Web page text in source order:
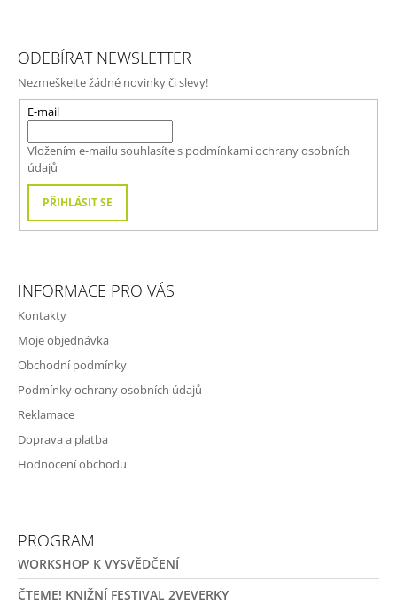
ODEBÍRAT NEWSLETTER
Nezmeškejte žádné novinky či slevy!
E-mail
Vložením e-mailu souhlasíte s podmínkami ochrany osobních
údajů
PŘIHLÁSIT SE
INFORMACE PRO VÁS
Kontakty
Moje objednávka
Obchodní podmínky
Podmínky ochrany osobních údajů
Reklamace
Doprava a platba
Hodnocení obchodu
PROGRAM
WORKSHOP K VYSVĚDČENÍ
ČTEME! KNIŽNÍ FESTIVAL 2VEVERKY